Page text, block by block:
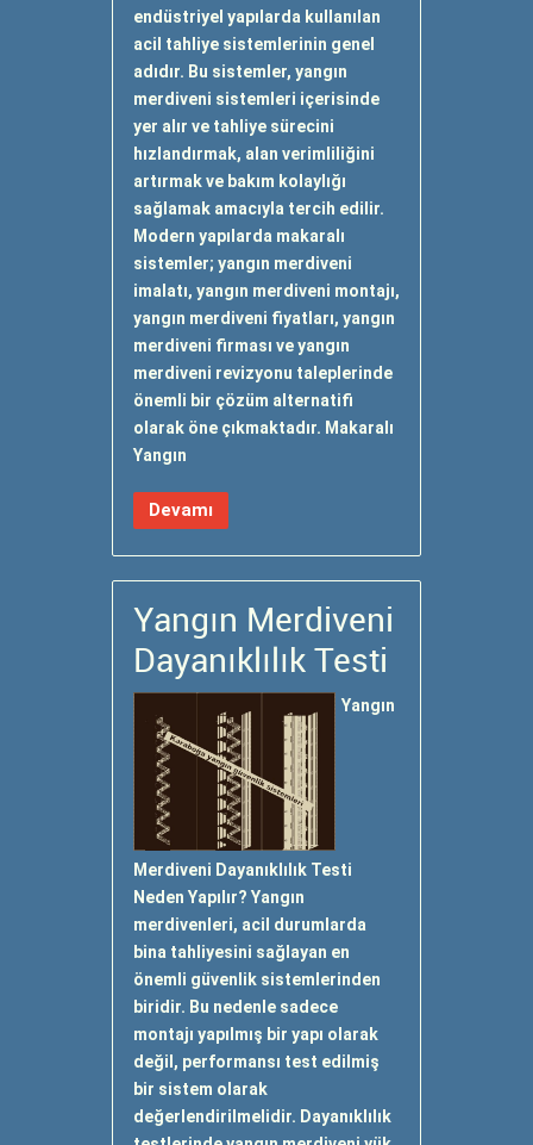
endüstriyel yapılarda kullanılan
acil tahliye sistemlerinin genel
adıdır. Bu sistemler, yangın
merdiveni sistemleri içerisinde
yer alır ve tahliye sürecini
hızlandırmak, alan verimliliğini
artırmak ve bakım kolaylığı
sağlamak amacıyla tercih edilir.
Modern yapılarda makaralı
sistemler; yangın merdiveni
imalatı, yangın merdiveni montajı,
yangın merdiveni fiyatları, yangın
merdiveni firması ve yangın
merdiveni revizyonu taleplerinde
önemli bir çözüm alternatifi
olarak öne çıkmaktadır. Makaralı
Yangın
Devamı
Yangın Merdiveni
Dayanıklılık Testi
Yangın
Merdiveni Dayanıklılık Testi
Neden Yapılır? Yangın
merdivenleri, acil durumlarda
bina tahliyesini sağlayan en
önemli güvenlik sistemlerinden
biridir. Bu nedenle sadece
montajı yapılmış bir yapı olarak
değil, performansı test edilmiş
bir sistem olarak
değerlendirilmelidir. Dayanıklılık